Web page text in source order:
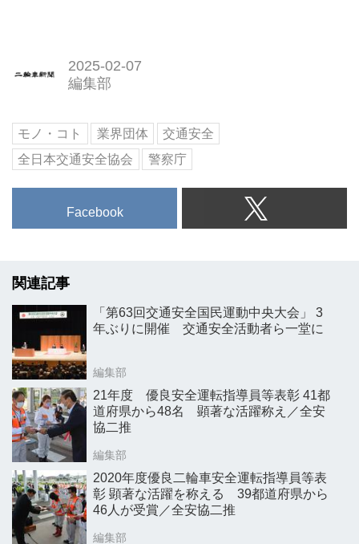
2025-02-07
編集部
モノ・コト 業界団体
交通安全
全日本交通安全協会
警察庁
Facebook
関連記事
「第63回交通安全国民運動中央大会」 3
年ぶりに開催 交通安全活動者ら一堂に
編集部
21年度 優良安全運転指導員等表彰 41都
道府県から48名 顕著な活躍称え／全安
協二推
編集部
2020年度優良二輪車安全運転指導員等表
彰 顕著な活躍を称える 39都道府県から
46人が受賞／全安協二推
編集部